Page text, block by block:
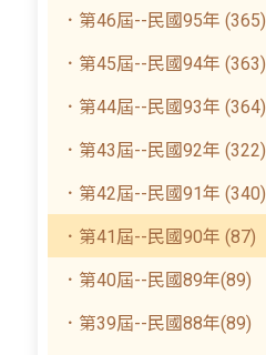
．第46屆--民國95年 (365)
．第45屆--民國94年 (363)
．第44屆--民國93年 (364)
．第43屆--民國92年 (322)
．第42屆--民國91年 (340)
．第41屆--民國90年 (87)
．第40屆--民國89年(89)
．第39屆--民國88年(89)